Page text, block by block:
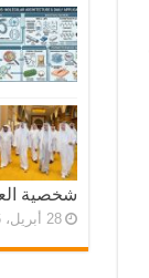
شخصية العام
28 أبريل، 2026